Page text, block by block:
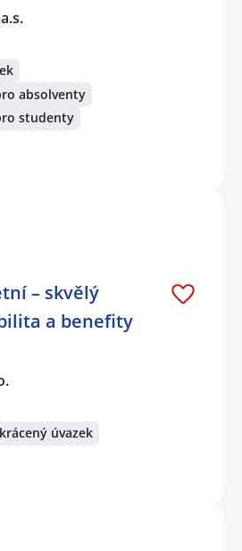
absolventy
studenty
– skvělý
a benefity
úvazek